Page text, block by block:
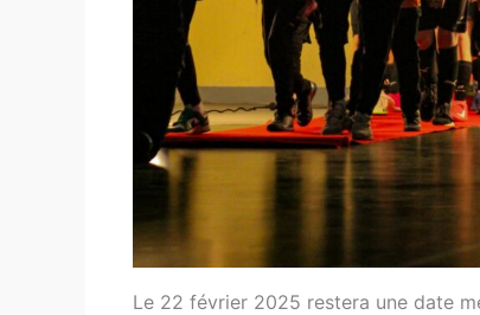
Le 22 février 2025 restera une date